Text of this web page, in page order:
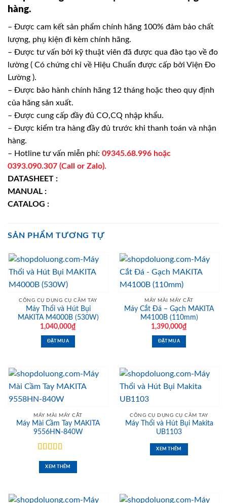
hàng.
– Được cam kết sản phẩm chính hãng 100% đảm bảo chất
lượng, phụ kiện đi kèm chính hãng.
– Được tư vấn bởi kỹ thuật viên đã được qua đào tạo về đo
lường ( Có chứng chỉ về Hiệu Chuẩn được cấp bởi Viện Đo
Lường ).
– Được bảo hành chính hãng 12 tháng hoặc theo quy định
của hãng sản xuất.
– Được cung cấp đầy đủ CO,CQ nhập khẩu.
– Được kiểm tra hàng đầy đủ trước khi thanh toán và nhận
hàng.
– Hotline tư vấn miễn phí: 09345.68.996 hoặc
0393.090.307 (Call or Zalo).
DATASHEET :
MANUAL :
CATALOG :
SẢN PHẨM TƯƠNG TỰ
CÔNG CỤ DỤNG CỤ CẦM TAY
Máy Thổi và Hút Bụi
MAKITA M4000B (530W)
1,040,000₫
ĐẶT MUA
MÁY MÀI MÁY CẮT
Máy Cắt Đá – Gạch MAKITA
M4100B (110mm)
1,390,000₫
ĐẶT MUA
MÁY MÀI MÁY CẮT
Máy Mài Cầm Tay MAKITA
9556HN-840W
hạng4.07
5 sao
XEM THÊM
CÔNG CỤ DỤNG CỤ CẦM TAY
Máy Thổi và Hút Bụi Makita
UB1103
XEM THÊM